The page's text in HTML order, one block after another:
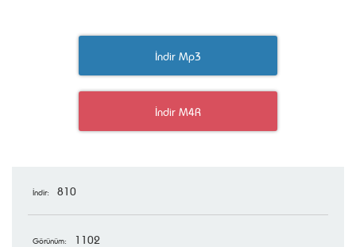
İndir Mp3
İndir M4R
İndir: 810
Görünüm: 1102